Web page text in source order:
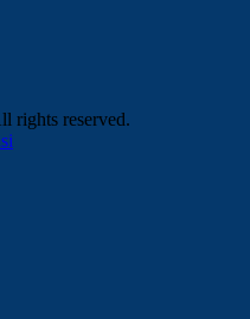
rights reserved.